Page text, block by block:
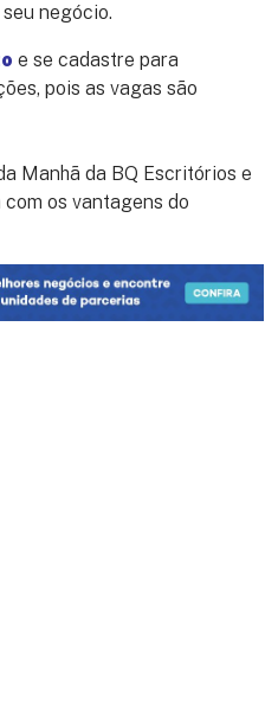
negócio.
e se cadastre para
pois as vagas são
Manhã da BQ Escritórios e
os vantagens do